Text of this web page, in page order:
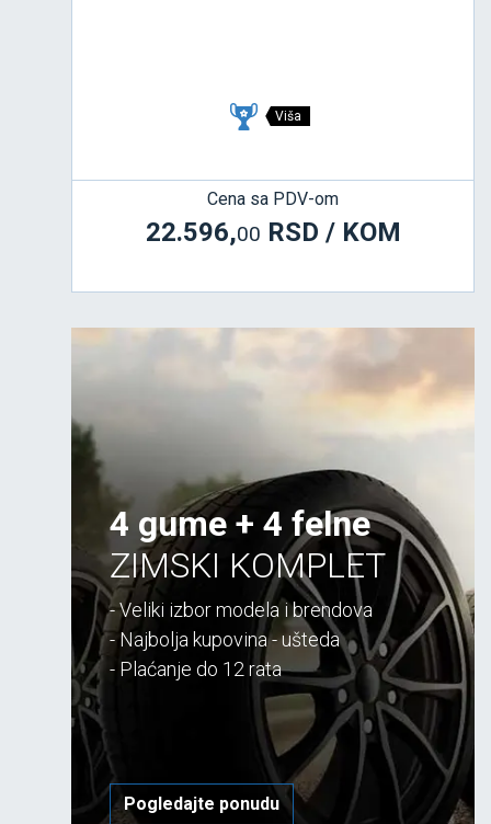
Viša
Cena sa PDV-om
22.596,00 RSD / KOM
4 gume + 4 felne
ZIMSKI KOMPLET
- Veliki izbor modela i brendova
- Najbolja kupovina - ušteda
- Plaćanje do 12 rata
Pogledajte ponudu